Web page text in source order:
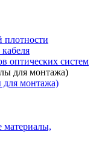
плотности
оптических систем
монтажа)
материалы,